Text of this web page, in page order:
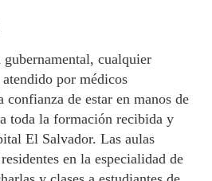
cualquier
por médicos
confianza de estar en manos de
toda la formación recibida y
El Salvador. Las aulas
en la especialidad de